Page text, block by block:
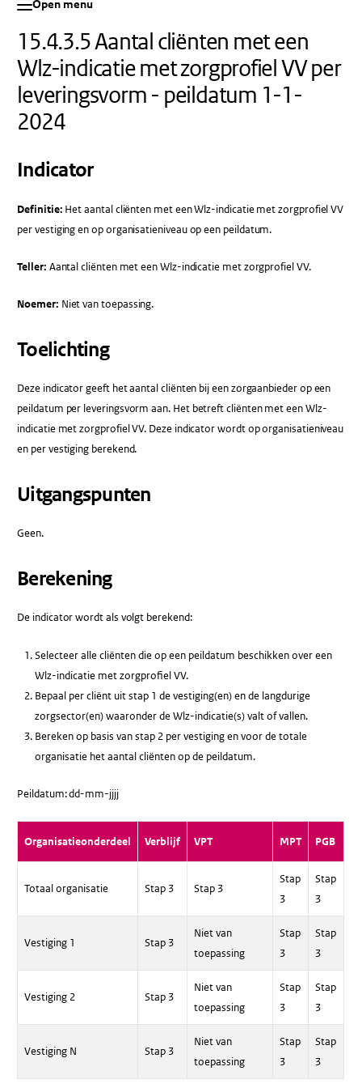
Open menu
15.4.3.5 Aantal cliënten met een
Wlz-indicatie met zorgprofiel VV per
leveringsvorm - peildatum 1-1-
2024
Indicator
Definitie: Het aantal cliënten met een Wlz-indicatie met zorgprofiel VV
per vestiging en op organisatieniveau op een peildatum.
Teller: Aantal cliënten met een Wlz-indicatie met zorgprofiel VV.
Noemer: Niet van toepassing.
Toelichting
Deze indicator geeft het aantal cliënten bij een zorgaanbieder op een
peildatum per leveringsvorm aan. Het betreft cliënten met een Wlz-
indicatie met zorgprofiel VV. Deze indicator wordt op organisatieniveau
en per vestiging berekend.
Uitgangspunten
Geen.
Berekening
De indicator wordt als volgt berekend:
Selecteer alle cliënten die op een peildatum beschikken over een
Wlz-indicatie met zorgprofiel VV.
Bepaal per cliënt uit stap 1 de vestiging(en) en de langdurige
zorgsector(en) waaronder de Wlz-indicatie(s) valt of vallen.
Bereken op basis van stap 2 per vestiging en voor de totale
organisatie het aantal cliënten op de peildatum.
Peildatum: dd-mm-jjjj
Organisatieonderdeel Verblijf VPT MPT PGB
Totaal organisatie Stap 3 Stap 3
Stap
3
Stap
3
Vestiging 1 Stap 3
Niet van
toepassing
Stap
3
Stap
3
Vestiging 2 Stap 3
Niet van
toepassing
Stap
3
Stap
3
Vestiging N Stap 3
Niet van
toepassing
Stap
3
Stap
3